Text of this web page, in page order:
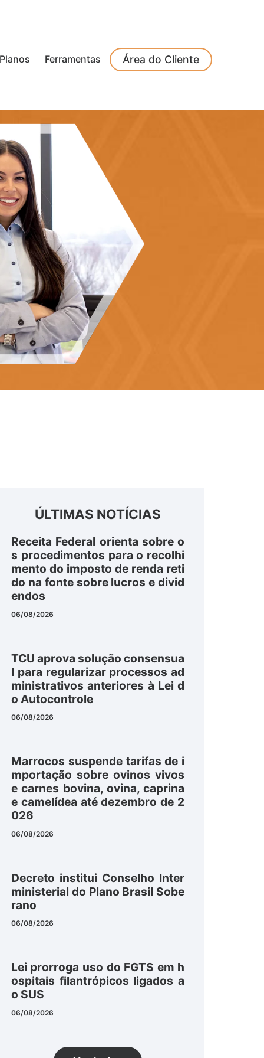
Planos Ferramentas Área do Cliente
ÚLTIMAS NOTÍCIAS
Receita Federal orienta sobre o
s procedimentos para o recolhi
mento do imposto de renda reti
do na fonte sobre lucros e divid
endos
06/08/2026
TCU aprova solução consensua
l para regularizar processos ad
ministrativos anteriores à Lei d
o Autocontrole
06/08/2026
Marrocos suspende tarifas de i
mportação sobre ovinos vivos
e carnes bovina, ovina, caprina
e camelídea até dezembro de 2
026
06/08/2026
Decreto institui Conselho Inter
ministerial do Plano Brasil Sobe
rano
06/08/2026
Lei prorroga uso do FGTS em h
ospitais filantrópicos ligados a
o SUS
06/08/2026